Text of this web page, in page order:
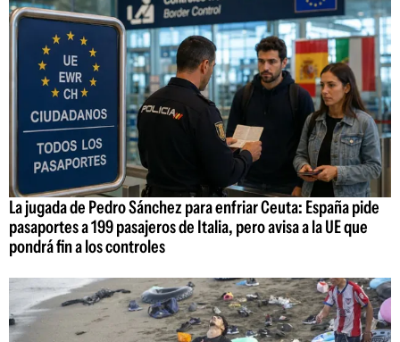
La jugada de Pedro Sánchez para enfriar Ceuta: España pide
pasaportes a 199 pasajeros de Italia, pero avisa a la UE que
pondrá fin a los controles